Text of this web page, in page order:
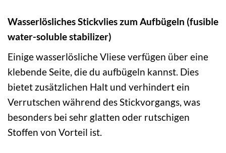
Wasserlösliches Stickvlies zum Aufbügeln (fusible
water-soluble stabilizer)
Einige wasserlösliche Vliese verfügen über eine
klebende Seite, die du aufbügeln kannst. Dies
bietet zusätzlichen Halt und verhindert ein
Verrutschen während des Stickvorgangs, was
besonders bei sehr glatten oder rutschigen
Stoffen von Vorteil ist.